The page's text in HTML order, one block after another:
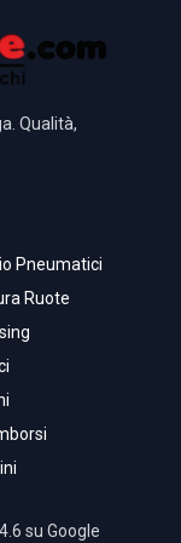
Qualità,
Pneumatici
Ruote
su Google